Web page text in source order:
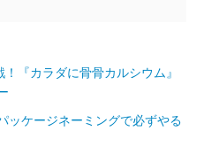
『カラダに骨骨カルシウム』
ケージネーミングで必ずやる